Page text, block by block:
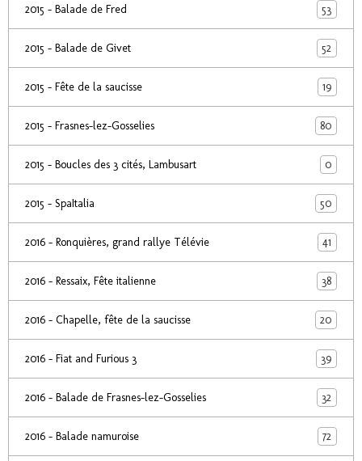
2015 - Balade de Fred 53
2015 - Balade de Givet 52
2015 - Fête de la saucisse 19
2015 - Frasnes-lez-Gosselies 80
2015 - Boucles des 3 cités, Lambusart 0
2015 - SpaItalia 50
2016 - Ronquières, grand rallye Télévie 41
2016 - Ressaix, Fête italienne 38
2016 - Chapelle, fête de la saucisse 20
2016 - Fiat and Furious 3 39
2016 - Balade de Frasnes-lez-Gosselies 32
2016 - Balade namuroise 72